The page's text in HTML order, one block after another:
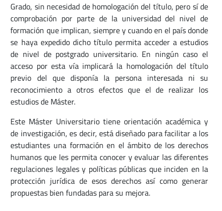
Grado, sin necesidad de homologación del título, pero sí de
comprobación por parte de la universidad del nivel de
formación que implican, siempre y cuando en el país donde
se haya expedido dicho título permita acceder a estudios
de nivel de postgrado universitario. En ningún caso el
acceso por esta vía implicará la homologación del título
previo del que disponía la persona interesada ni su
reconocimiento a otros efectos que el de realizar los
estudios de Máster.
Este Máster Universitario tiene orientación académica y
de investigación, es decir, está diseñado para facilitar a los
estudiantes una formación en el ámbito de los derechos
humanos que les permita conocer y evaluar las diferentes
regulaciones legales y políticas públicas que inciden en la
protección jurídica de esos derechos así como generar
propuestas bien fundadas para su mejora.